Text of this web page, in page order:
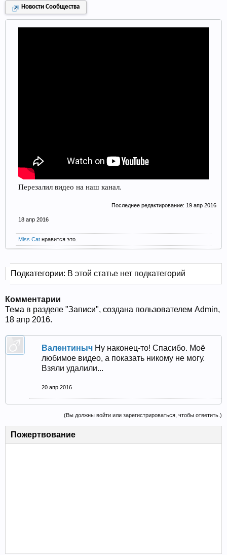
Новости Сообщества
Перезалил видео на наш канал.
Последнее редактирование: 19 апр 2016
18 апр 2016
Miss Cat нравится это.
Подкатегории: В этой статье нет подкатегорий
Комментарии
Тема в разделе "Записи", создана пользователем Admin,
18 апр 2016.
Валентиныч Ну наконец-то! Спасибо. Моё
любимое видео, а показать никому не могу.
Взяли удалили...
20 апр 2016
(Вы должны войти или зарегистрироваться, чтобы ответить.)
Пожертвование